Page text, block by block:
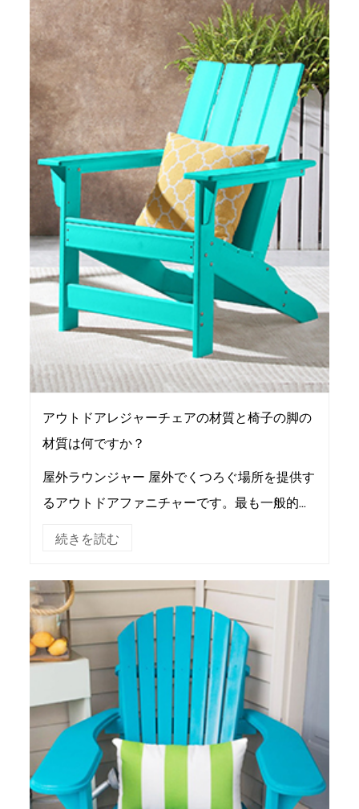
アウトドアレジャーチェアの材質と椅子の脚の
材質は何ですか？
屋外ラウンジャー 屋外でくつろぐ場所を提供す
るアウトドアファニチャーです。最も一般的な
のは、公園の椅子、芝生の椅子、公園のベンチ
ド、チェアフ...
続きを読む